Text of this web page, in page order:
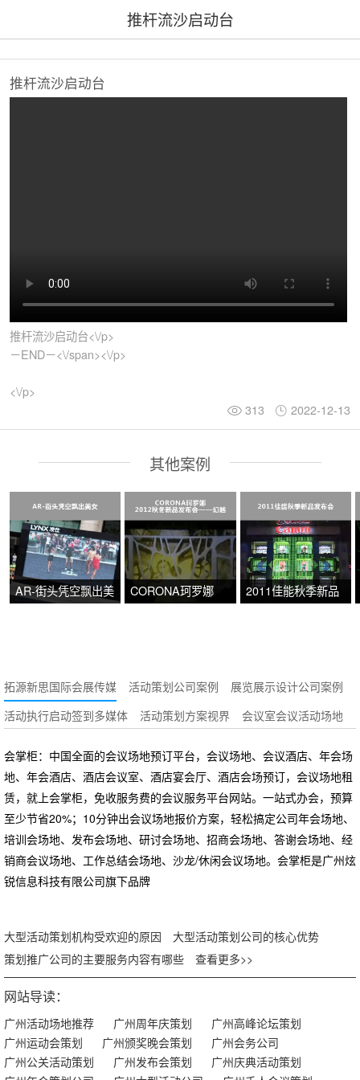
推杆流沙启动台
推杆流沙启动台
推杆流沙启动台<\/p>
－END－<\/span><\/p>
<\/p>
313
2022-12-13
其他案例
AR-街头凭空飘出美
CORONA珂罗娜
2011佳能秋季新品
拓源新思国际会展传媒 活动策划公司案例
展览展示设计公司案例
活动执行启动签到多媒体
活动策划方案视界 会议室会议活动场地
会掌柜：中国全面的会议场地预订平台，会议场地、会议酒店、年会场
地、年会酒店、酒店会议室、酒店宴会厅、酒店会场预订，会议场地租
赁，就上会掌柜，免收服务费的会议服务平台网站。一站式办会，预算
至少节省20%；10分钟出会议场地报价方案，轻松搞定公司年会场地、
培训会场地、发布会场地、研讨会场地、招商会场地、答谢会场地、经
销商会议场地、工作总结会场地、沙龙/休闲会议场地。会掌柜是广州炫
锐信息科技有限公司旗下品牌
大型活动策划机构受欢迎的原因
大型活动策划公司的核心优势
策划推广公司的主要服务内容有哪些
查看更多>>
网站导读：
广州活动场地推荐 广州周年庆策划
广州高峰论坛策划
广州运动会策划
广州颁奖晚会策划
广州会务公司
广州公关活动策划
广州发布会策划
广州庆典活动策划